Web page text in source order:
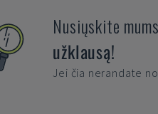
Nusiųskite
užklausą!
Jei čia nerandate